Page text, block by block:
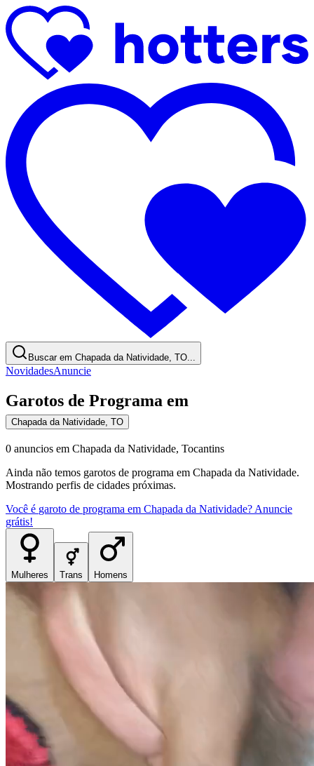
Buscar em Chapada da Natividade, TO...
NovidadesAnuncie
Garotos de Programa em
Chapada da Natividade TO
0 anuncios em Chapada da Natividade, Tocantins
Ainda não temos garotos de programa em Chapada da Natividade.
Mostrando perfis de cidades próximas.
Você é garoto de programa em Chapada da Natividade? Anuncie
grátis!
Mulheres Trans Homens